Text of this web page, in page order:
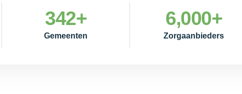
Gemeenten
342+
Zorgaanbieders
6,000+